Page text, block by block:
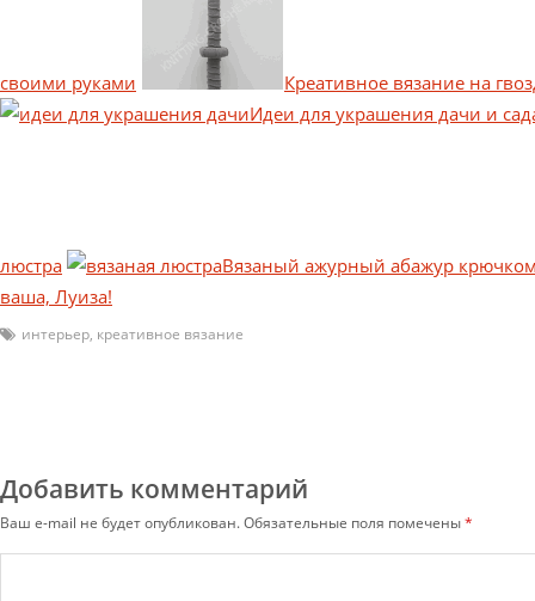
своими руками
Креативное вязание на
Идеи для украшения дачи и
люстра
Вязаный ажурный абажур
ваша, Луиза!
интерьер, креативное вязание
Добавить комментарий
Ваш e-mail не будет опубликован.Обязательные поля помечены*